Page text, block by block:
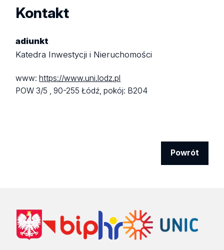
Kontakt
adiunkt
Katedra Inwestycji i Nieruchomości
www:https://www.uni.lodz.pl
POW 3/5 ,90-255 Łódź,pokój: B204
Powrót